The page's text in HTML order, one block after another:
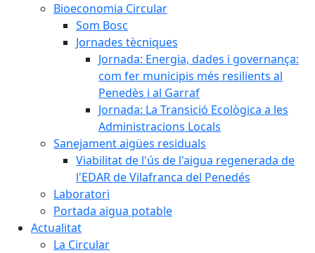
Bioeconomia Circular
Som Bosc
Jornades tècniques
Jornada: Energia, dades i governança:
com fer municipis més resilients al
Penedès i al Garraf
Jornada: La Transició Ecològica a les
Administracions Locals
Sanejament aigües residuals
Viabilitat de l'ús de l'aigua regenerada de
l'EDAR de Vilafranca del Penedés
Laboratori
Portada aigua potable
Actualitat
La Circular